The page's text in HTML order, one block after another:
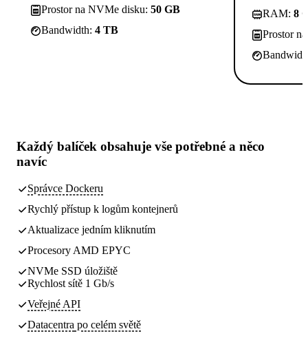
Prostor na NVMe disku: 50 GB
Bandwidth: 4 TB
RAM: 8
Prostor
Každý balíček obsahuje vše potřebné a něco
navíc
Správce Dockeru
Rychlý přístup k logům kontejnerů
Aktualizace jedním kliknutím
Procesory AMD EPYC
NVMe SSD úložiště
Rychlost sítě 1 Gb/s
Veřejné API
Datacentra po celém světě